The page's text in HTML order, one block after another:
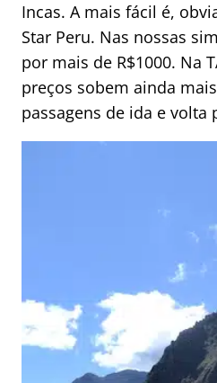
Incas. A mais fácil é,
Star Peru. Nas nossas
por mais de R$1000. Na
preços sobem ainda
passagens de ida e